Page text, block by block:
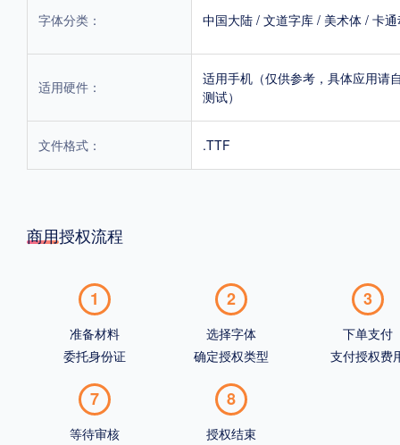
字体分类： 中国大陆 / 文道字库 / 美术体 / 卡
适用硬件：
适用手机（仅供参考，具体应用请
测试）
文件格式： .TTF
商用授权流程
1
准备材料
委托身份证
2
选择字体
确定授权类型
3
下单支付
支付授权费
7
等待审核
8
授权结束